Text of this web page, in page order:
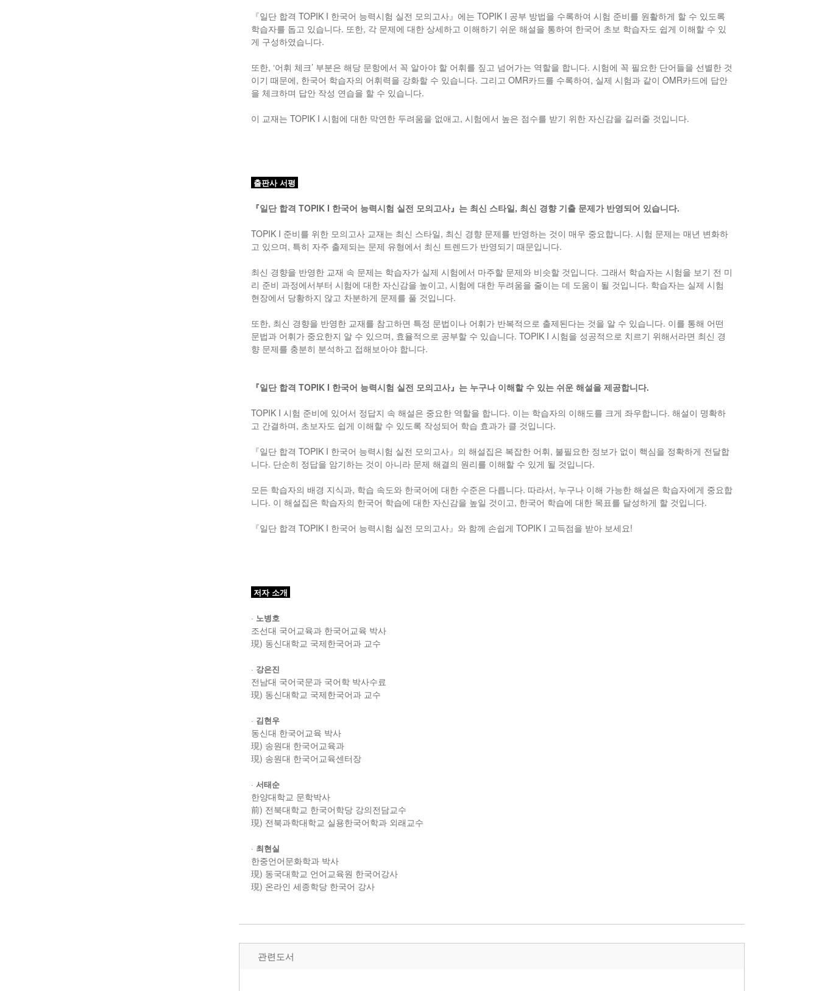
『일단 합격 TOPIK I 한국어 능력시험 실전 모의고사』에는 TOPIK I 공부 방법을 수록하여 시험 준비를 원활하게 할 수 있도록
학습자를 돕고 있습니다. 또한, 각 문제에 대한 상세하고 이해하기 쉬운 해설을 통하여 한국어 초보 학습자도 쉽게 이해할 수 있
게 구성하였습니다.
또한, ‘어휘 체크’ 부분은 해당 문항에서 꼭 알아야 할 어휘를 짚고 넘어가는 역할을 합니다. 시험에 꼭 필요한 단어들을 선별한 것
이기 때문에, 한국어 학습자의 어휘력을 강화할 수 있습니다. 그리고 OMR카드를 수록하여, 실제 시험과 같이 OMR카드에 답안
을 체크하며 답안 작성 연습을 할 수 있습니다.
이 교재는 TOPIK I 시험에 대한 막연한 두려움을 없애고, 시험에서 높은 점수를 받기 위한 자신감을 길러줄 것입니다.
출판사 서평
『일단 합격 TOPIK I 한국어 능력시험 실전 모의고사』는 최신 스타일, 최신 경향 기출 문제가 반영되어 있습니다.
TOPIK I 준비를 위한 모의고사 교재는 최신 스타일, 최신 경향 문제를 반영하는 것이 매우 중요합니다. 시험 문제는 매년 변화하
고 있으며, 특히 자주 출제되는 문제 유형에서 최신 트렌드가 반영되기 때문입니다.
최신 경향을 반영한 교재 속 문제는 학습자가 실제 시험에서 마주할 문제와 비슷할 것입니다. 그래서 학습자는 시험을 보기 전 미
리 준비 과정에서부터 시험에 대한 자신감을 높이고, 시험에 대한 두려움을 줄이는 데 도움이 될 것입니다. 학습자는 실제 시험
현장에서 당황하지 않고 차분하게 문제를 풀 것입니다.
또한, 최신 경향을 반영한 교재를 참고하면 특정 문법이나 어휘가 반복적으로 출제된다는 것을 알 수 있습니다. 이를 통해 어떤
문법과 어휘가 중요한지 알 수 있으며, 효율적으로 공부할 수 있습니다. TOPIK I 시험을 성공적으로 치르기 위해서라면 최신 경
향 문제를 충분히 분석하고 접해보아야 합니다.
『일단 합격 TOPIK I 한국어 능력시험 실전 모의고사』는 누구나 이해할 수 있는 쉬운 해설을 제공합니다.
TOPIK I 시험 준비에 있어서 정답지 속 해설은 중요한 역할을 합니다. 이는 학습자의 이해도를 크게 좌우합니다. 해설이 명확하
고 간결하며, 초보자도 쉽게 이해할 수 있도록 작성되어 학습 효과가 클 것입니다.
『일단 합격 TOPIK I 한국어 능력시험 실전 모의고사』의 해설집은 복잡한 어휘, 불필요한 정보가 없이 핵심을 정확하게 전달합
니다. 단순히 정답을 암기하는 것이 아니라 문제 해결의 원리를 이해할 수 있게 될 것입니다.
모든 학습자의 배경 지식과, 학습 속도와 한국어에 대한 수준은 다릅니다. 따라서, 누구나 이해 가능한 해설은 학습자에게 중요합
니다. 이 해설집은 학습자의 한국어 학습에 대한 자신감을 높일 것이고, 한국어 학습에 대한 목표를 달성하게 할 것입니다.
『일단 합격 TOPIK I 한국어 능력시험 실전 모의고사』와 함께 손쉽게 TOPIK I 고득점을 받아 보세요!
저자 소개
· 노병호
조선대 국어교육과 한국어교육 박사
現) 동신대학교 국제한국어과 교수
· 강은진
전남대 국어국문과 국어학 박사수료
現) 동신대학교 국제한국어과 교수
· 김현우
동신대 한국어교육 박사
現) 송원대 한국어교육과
現) 송원대 한국어교육센터장
· 서태순
한양대학교 문학박사
前) 전북대학교 한국어학당 강의전담교수
現) 전북과학대학교 실용한국어학과 외래교수
· 최현실
한중언어문화학과 박사
現) 동국대학교 언어교육원 한국어강사
現) 온라인 세종학당 한국어 강사
관련도서